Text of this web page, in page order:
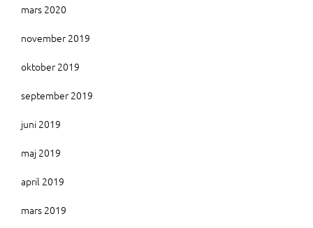
mars 2020
november 2019
oktober 2019
september 2019
juni 2019
maj 2019
april 2019
mars 2019